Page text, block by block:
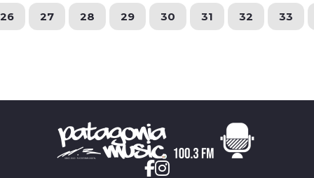
26 27 28 29 30 31 32 33